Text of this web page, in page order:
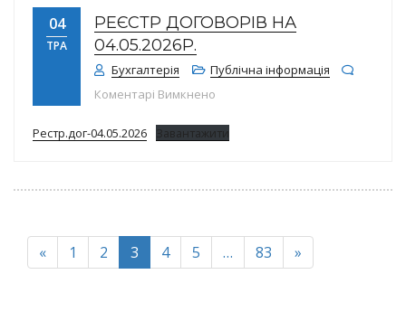
04
ТРА
РЕЄСТР ДОГОВОРІВ НА
04.05.2026Р.
Бухгалтерія
Публічна інформація
Коментарі Вимкнено
Рестр.дог-04.05.2026 Завантажити
« 1 2 3 4 5 … 83 »